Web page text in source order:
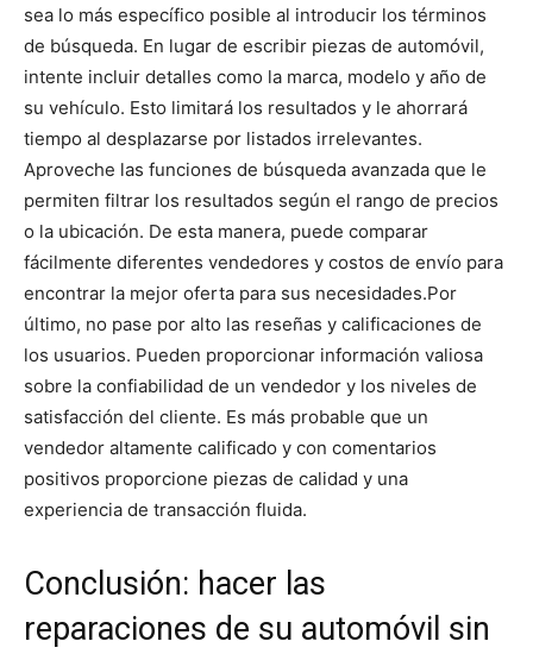
sea lo más específico posible al introducir los términos
de búsqueda. En lugar de escribir piezas de automóvil,
intente incluir detalles como la marca, modelo y año de
su vehículo. Esto limitará los resultados y le ahorrará
tiempo al desplazarse por listados irrelevantes.
Aproveche las funciones de búsqueda avanzada que le
permiten filtrar los resultados según el rango de precios
o la ubicación. De esta manera, puede comparar
fácilmente diferentes vendedores y costos de envío para
encontrar la mejor oferta para sus necesidades.Por
último, no pase por alto las reseñas y calificaciones de
los usuarios. Pueden proporcionar información valiosa
sobre la confiabilidad de un vendedor y los niveles de
satisfacción del cliente. Es más probable que un
vendedor altamente calificado y con comentarios
positivos proporcione piezas de calidad y una
experiencia de transacción fluida.
Conclusión: hacer las
reparaciones de su automóvil sin